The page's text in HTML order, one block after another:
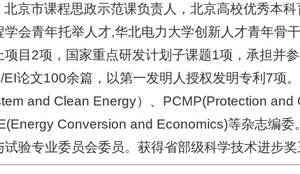
北京市课程思政示范课负责人，北京高校优秀本
学会青年托举人才,华北电力大学创新人才青年骨
项目2项，国家重点研发计划子课题1项，承担并
EI论文100余篇，以第一发明人授权发明专利7项
and Clean Energy）、PCMP(Protection and
Conversion and Economics)等杂志编委
试验专业委员会委员。获得省部级科学技术进步